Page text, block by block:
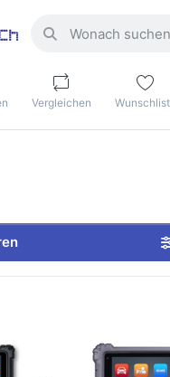
Vergleichen